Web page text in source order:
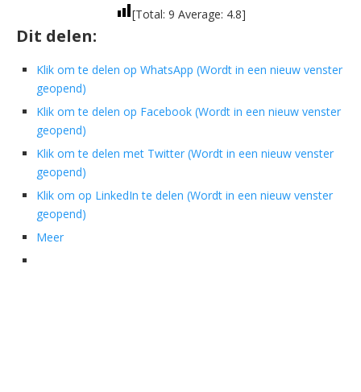
[Total: 9 Average: 4.8]
Dit delen:
Klik om te delen op WhatsApp (Wordt in een nieuw venster
geopend)
Klik om te delen op Facebook (Wordt in een nieuw venster
geopend)
Klik om te delen met Twitter (Wordt in een nieuw venster
geopend)
Klik om op LinkedIn te delen (Wordt in een nieuw venster
geopend)
Meer